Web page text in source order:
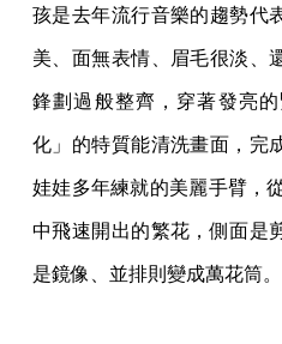
孩是去年流行音樂的趨勢代
美、面無表情、眉毛很淡、
鋒劃過般整齊，穿著發亮
化」的特質能清洗畫面，完
娃娃多年練就的美麗手臂，
中飛速開出的繁花，側面是
是鏡像、並排則變成萬花筒。